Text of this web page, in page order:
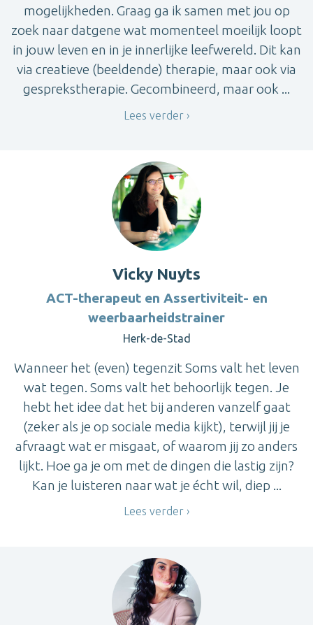
mogelijkheden. Graag ga ik samen met jou op
zoek naar datgene wat momenteel moeilijk loopt
in jouw leven en in je innerlijke leefwereld. Dit kan
via creatieve (beeldende) therapie, maar ook via
gesprekstherapie. Gecombineerd, maar ook ...
Lees verder
Vicky Nuyts
ACT-therapeut en Assertiviteit- en
weerbaarheidstrainer
Herk-de-Stad
Wanneer het (even) tegenzit Soms valt het leven
wat tegen. Soms valt het behoorlijk tegen. Je
hebt het idee dat het bij anderen vanzelf gaat
(zeker als je op sociale media kijkt), terwijl jij je
afvraagt wat er misgaat, of waarom jij zo anders
lijkt. Hoe ga je om met de dingen die lastig zijn?
Kan je luisteren naar wat je écht wil, diep ...
Lees verder